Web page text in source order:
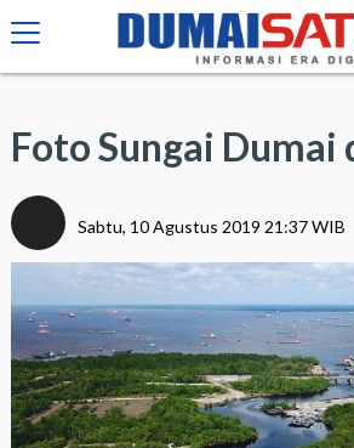
Foto Sungai Dumai
Sabtu, 10 Agustus 2019 21:37 WIB